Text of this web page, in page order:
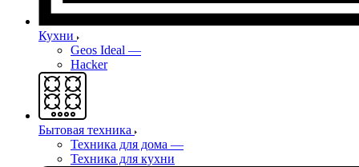
Кухни
Geos Ideal —
Hacker
Бытовая техника
Техника для дома —
Техника для кухни